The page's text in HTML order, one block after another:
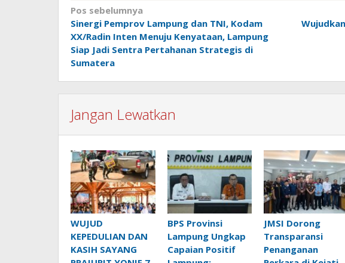
Navigasi
pos
Pos sebelumnya
Sinergi Pemprov Lampung dan TNI, Kodam
XX/Radin Inten Menuju Kenyataan, Lampung
Siap Jadi Sentra Pertahanan Strategis di
Sumatera
Jangan Lewatkan
WUJUD
KEPEDULIAN DAN
KASIH SAYANG
BPS Provinsi
Lampung Ungkap
Capaian Positif
JMSI Dorong
Transparansi
Penanganan